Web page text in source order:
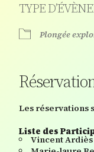
TYPE
Plongée
Les réservations
Liste des
Vincent Ardiès